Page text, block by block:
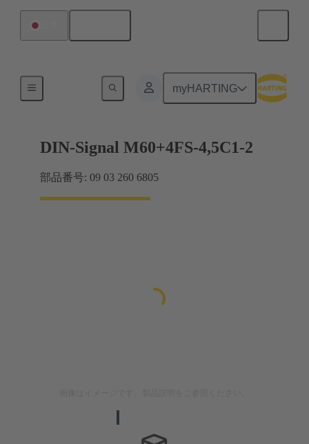
myHARTING
マザーボード ツー ドーターカード接続
DIN-Signal M60+4FS-4,5C1-2
部品番号: 09 03 260 6805